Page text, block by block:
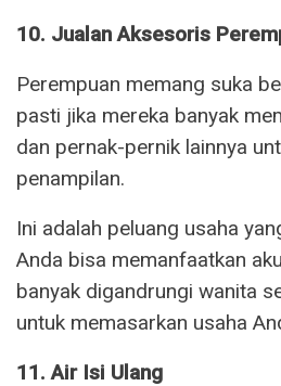
10. Jualan Aksesoris
Perempuan memang suka
pasti jika mereka banyak
dan pernak-pernik lainnya
penampilan.
Ini adalah peluang usaha
Anda bisa memanfaatkan
banyak digandrungi wanita
untuk memasarkan usaha
11. Air Isi Ulang